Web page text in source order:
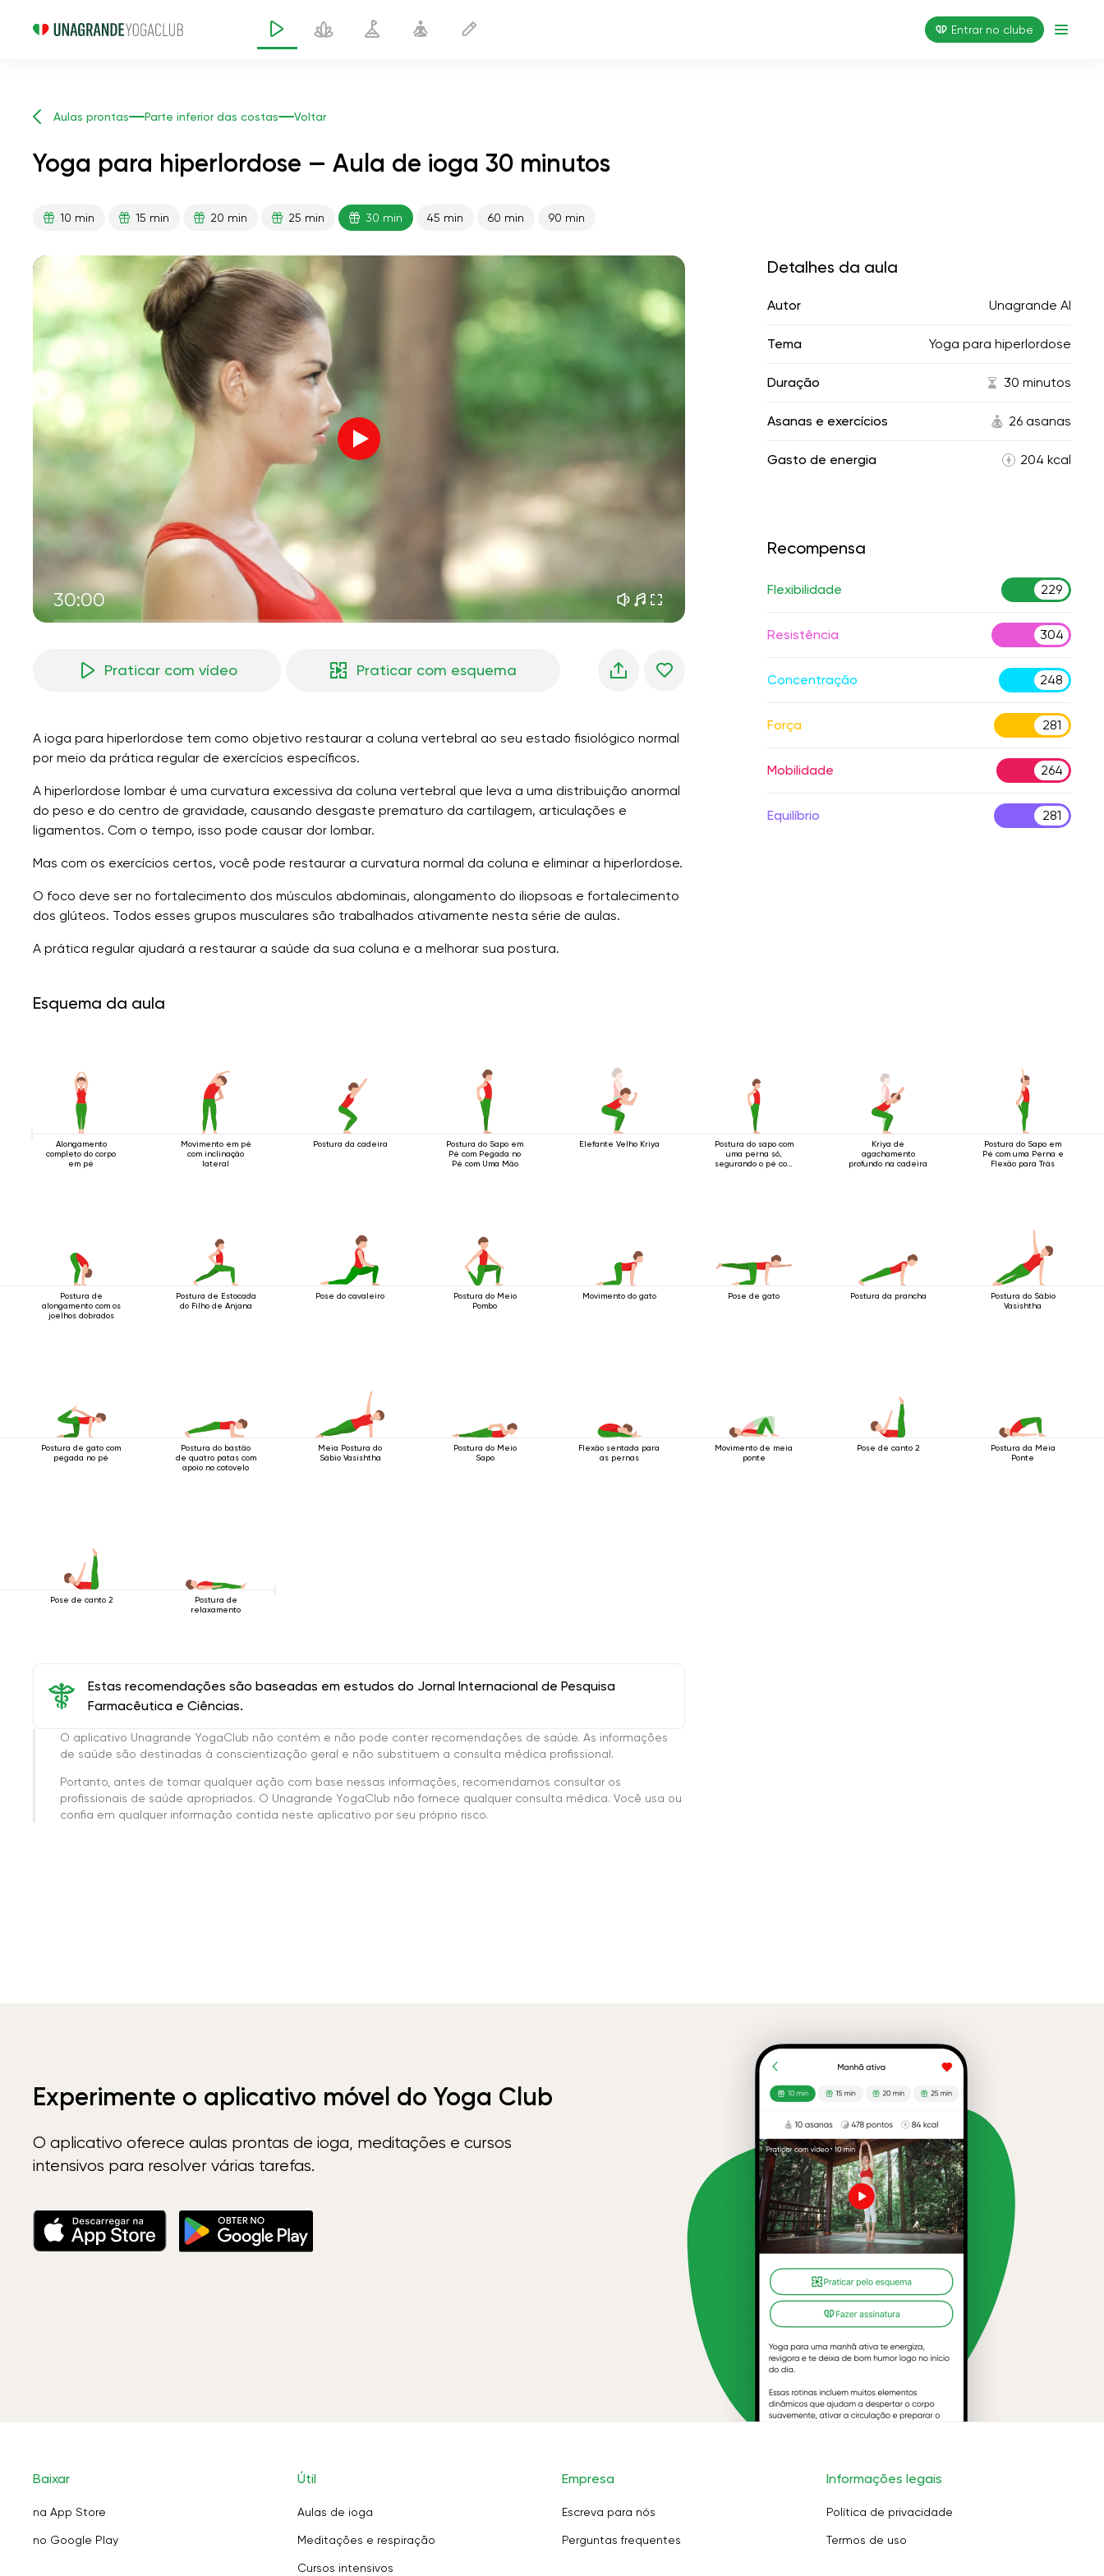
Entrar no clube
Aulas prontas Parte inferior das costas Voltar
Yoga para hiperlordose — Aula de ioga 30 minutos
10 min 15 min 20 min 25 min 30 min 45 min 60 min 90 min
30:00
Música
01:44
sonhos matinais
chuva de verão 02:00
silêncio da montanha
a voz do vento
floresta da primavera 02:00
Praticar com vídeo Praticar com esquema
A ioga para hiperlordose tem como objetivo restaurar a coluna vertebral ao seu estado fisiológico normal
por meio da prática regular de exercícios específicos.
A hiperlordose lombar é uma curvatura excessiva da coluna vertebral que leva a uma distribuição anormal
do peso e do centro de gravidade, causando desgaste prematuro da cartilagem, articulações e
ligamentos. Com o tempo, isso pode causar dor lombar.
Mas com os exercícios certos, você pode restaurar a curvatura normal da coluna e eliminar a hiperlordose.
O foco deve ser no fortalecimento dos músculos abdominais, alongamento do iliopsoas e fortalecimento
dos glúteos. Todos esses grupos musculares são trabalhados ativamente nesta série de aulas.
A prática regular ajudará a restaurar a saúde da sua coluna e a melhorar sua postura.
Detalhes da aula
Autor Unagrande AI
Tema Yoga para hiperlordose
Duração 30 minutos
Asanas e exercícios 26 asanas
Gasto de energia 204 kcal
Recompensa
Flexibilidade 229
Resistência 304
Concentração 248
Força 281
Mobilidade 264
Equilíbrio 281
Esquema da aula
Alongamento
completo do corpo
em pé
Movimento em pé
com inclinação
lateral
Postura da cadeira
Postura do Sapo em
Pé com Pegada no
Pé com Uma Mão
Elefante Velho Kriya
Postura do sapo com
uma perna só,
segurando o pé com
Kriya de
agachamento
profundo na cadeira
Postura do Sapo em
Pé com uma Perna e
Flexão para Trás
Postura de
alongamento com os
joelhos dobrados
Postura de Estocada
do Filho de Anjana
Pose do cavaleiro
Postura do Meio
Pombo
Movimento do gato Pose de gato Postura da prancha
Postura do Sábio
Vasishtha
Postura de gato com
pegada no pé
Postura do bastão
de quatro patas com
apoio no cotovelo
Meia Postura do
Sábio Vasishtha
Postura do Meio
Sapo
Flexão sentada para
as pernas
Movimento de meia
ponte
Pose de canto 2
Postura da Meia
Ponte
Pose de canto 2
Postura de
relaxamento
Estas recomendações são baseadas em estudos do Jornal Internacional de Pesquisa
Farmacêutica e Ciências.
O aplicativo Unagrande YogaClub não contém e não pode conter recomendações de saúde. As informações
de saúde são destinadas à conscientização geral e não substituem a consulta médica profissional.
Portanto, antes de tomar qualquer ação com base nessas informações, recomendamos consultar os
profissionais de saúde apropriados. O Unagrande YogaClub não fornece qualquer consulta médica. Você usa ou
confia em qualquer informação contida neste aplicativo por seu próprio risco.
Experimente o aplicativo móvel do Yoga Club
O aplicativo oferece aulas prontas de ioga, meditações e cursos
intensivos para resolver várias tarefas.
Baixar
na App Store
no Google Play
Útil
Aulas de ioga
Meditações e respiração
Cursos intensivos
Empresa
Escreva para nós
Perguntas frequentes
Informações legais
Política de privacidade
Termos de uso